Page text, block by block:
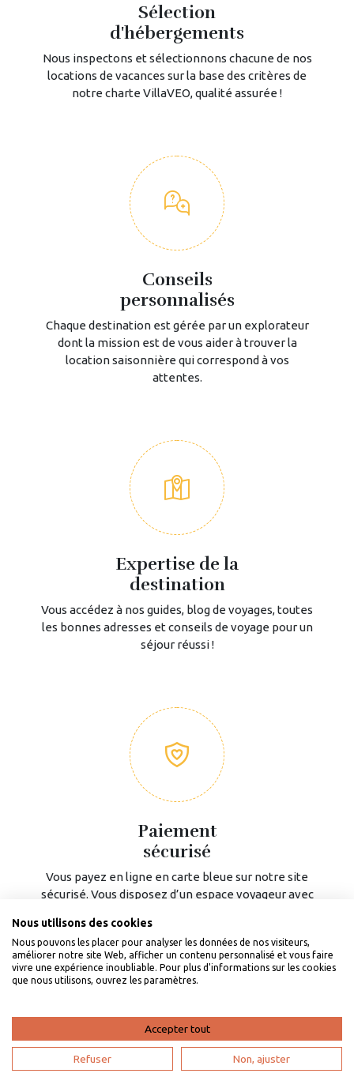
EN SAVOIR PLUS
Sélection
d'hébergements
Nous inspectons et sélectionnons chacune de nos
locations de vacances sur la base des critères de
notre charte VillaVEO, qualité assurée !
Conseils
personnalisés
Chaque destination est gérée par un explorateur
dont la mission est de vous aider à trouver la
location saisonnière qui correspond à vos
attentes.
Expertise de la
destination
Vous accédez à nos guides, blog de voyages, toutes
les bonnes adresses et conseils de voyage pour un
séjour réussi !
Paiement
sécurisé
Vous payez en ligne en carte bleue sur notre site
sécurisé. Vous disposez d’un espace voyageur avec
Nous utilisons des cookies
Nous pouvons les placer pour analyser les données de nos visiteurs,
améliorer notre site Web, afficher un contenu personnalisé et vous faire
vivre une expérience inoubliable. Pour plus d'informations sur les cookies
que nous utilisons, ouvrez les paramètres.
Accepter tout
Refuser Non, ajuster